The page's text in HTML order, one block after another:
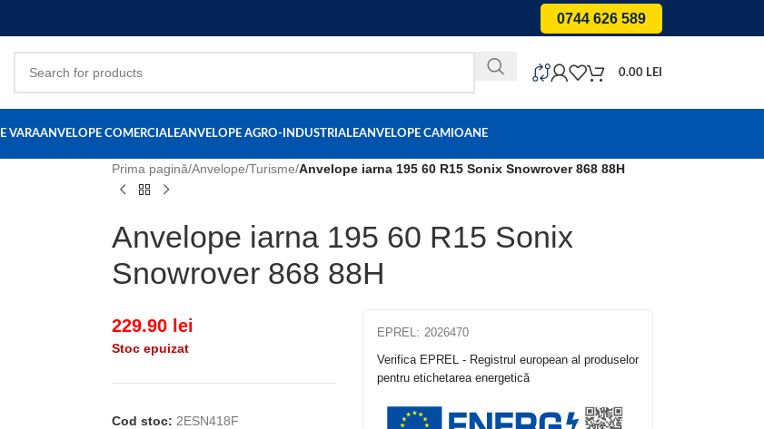
0744 626 589
0.00 LEI
VARAANVELOPE COMERCIALEANVELOPE AGRO-INDUSTRIALEANVELOPE CAMIOANE
Prima pagină/Anvelope/Turisme/Anvelope iarna 195 60 R15 Sonix Snowrover 868 88H
Anvelope iarna 195 60 R15 Sonix
Snowrover 868 88H
229.90 lei
Stoc epuizat
Cod stoc: 2ESN418F
EPREL: 2026470
Verifica EPREL - Registrul european al produselor
pentru etichetarea energetică